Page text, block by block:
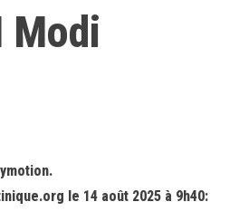
Modi
le 14 août 2025 à 9h40: